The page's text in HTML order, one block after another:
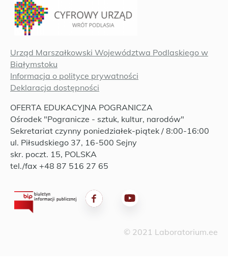
Urząd Marszałkowski Województwa Podlaskiego w
Białymstoku
Informacja o polityce prywatności
Deklaracja dostępności
OFERTA EDUKACYJNA POGRANICZA
Ośrodek "Pogranicze - sztuk, kultur, narodów"
Sekretariat czynny poniedziałek-piątek / 8:00-16:00
ul. Piłsudskiego 37, 16-500 Sejny
skr. poczt. 15, POLSKA
tel./fax +48 87 516 27 65
© 2021 Laboratorium.ee